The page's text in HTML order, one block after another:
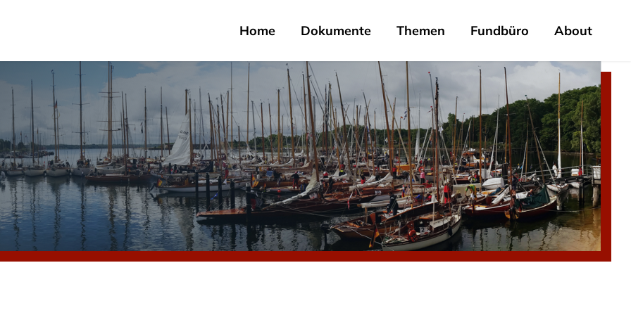
Home Dokumente Themen Fundbüro About